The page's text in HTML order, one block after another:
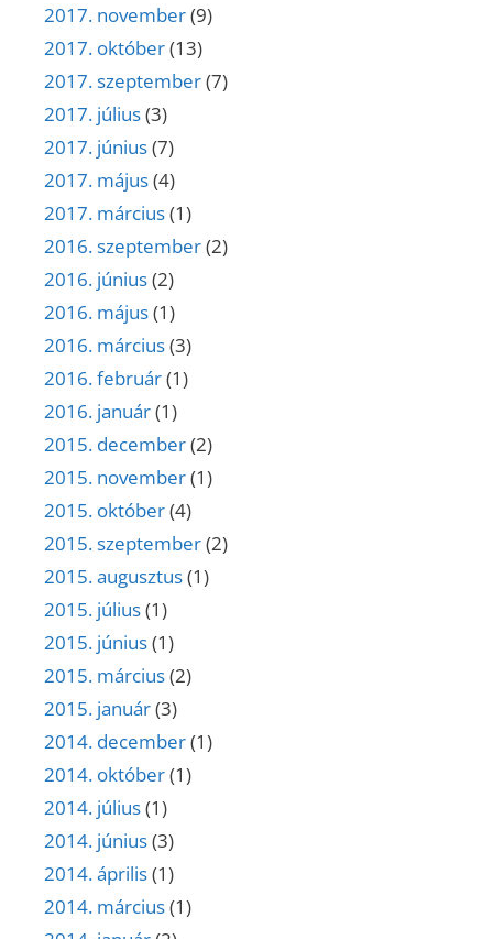
2017. november(9)
2017. október(13)
2017. szeptember(7)
2017. július(3)
2017. június(7)
2017. május(4)
2017. március(1)
2016. szeptember(2)
2016. június(2)
2016. május(1)
2016. március(3)
2016. február(1)
2016. január(1)
2015. december(2)
2015. november(1)
2015. október(4)
2015. szeptember(2)
2015. augusztus(1)
2015. július(1)
2015. június(1)
2015. március(2)
2015. január(3)
2014. december(1)
2014. október(1)
2014. július(1)
2014. június(3)
2014. április(1)
2014. március(1)